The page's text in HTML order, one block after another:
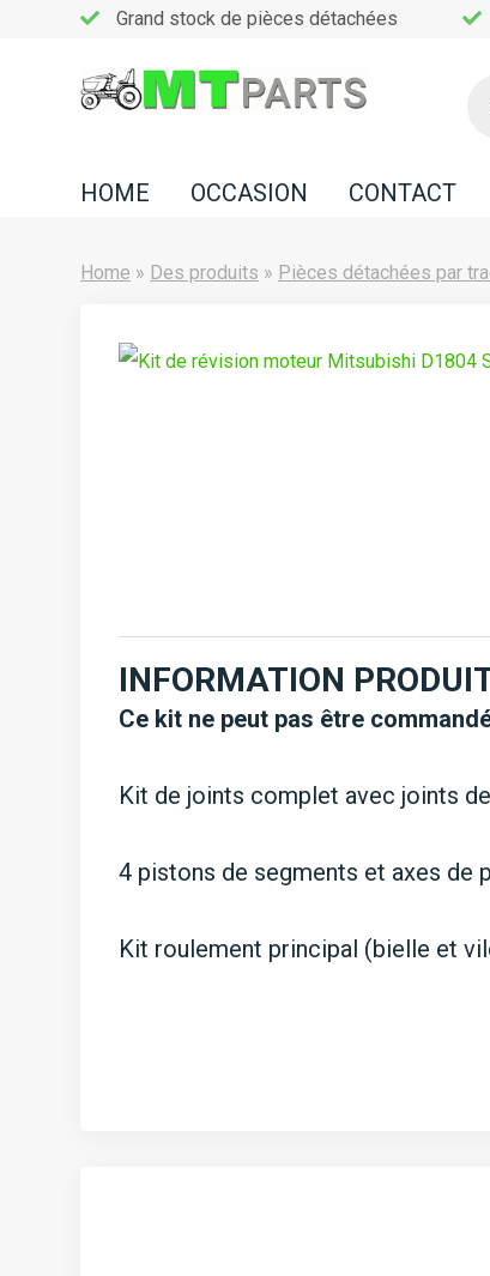
Occasion
Grand stock de pièces détachées
HOME OCCASION CONTACT
Home » Des produits » Pièces détachées par
INFORMATION
Ce kit ne peut pas être
Kit de joints complet avec joints
4 pistons de segments et axes de
Kit roulement principal (bielle et